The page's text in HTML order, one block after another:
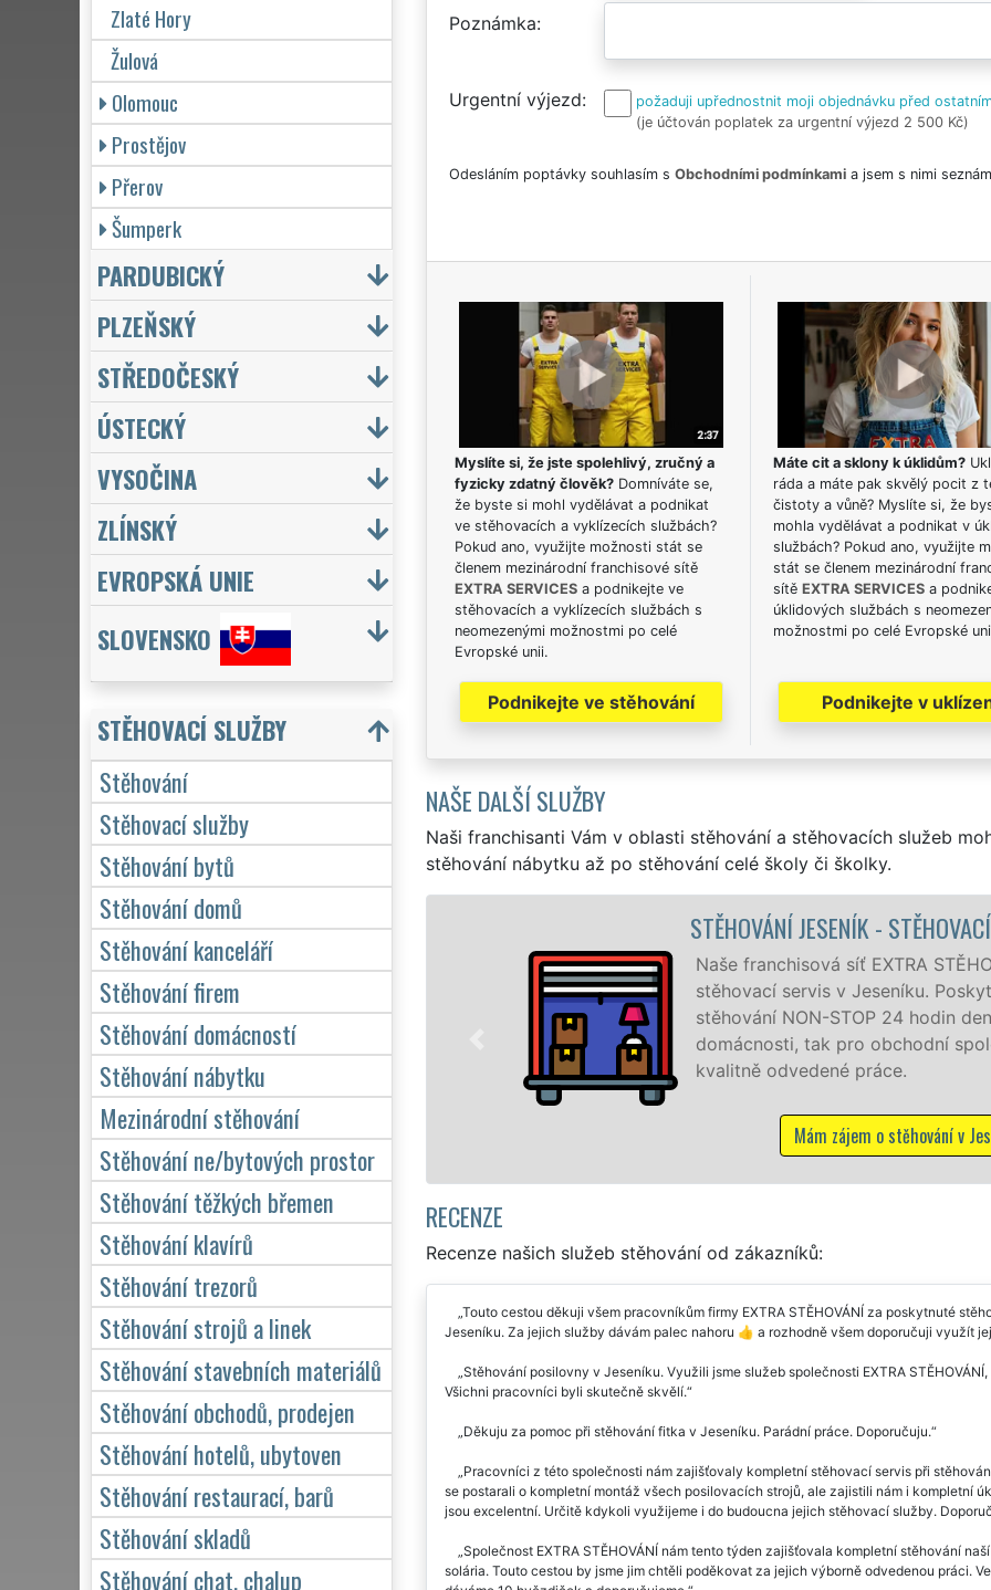
Poznámka
Urgentní výjezd
požaduji upřednostnit moji objednávku před
(je účtován poplatek za urgentní výjezd 2 500 Kč)
Odesláním poptávky souhlasím s Obchodními podmínkamia jsem s nimi
Myslíte si, že jste spolehlivý, zručný a
fyzicky zdatný člověk?Domníváte se,
že byste si mohl vydělávat a podnikat
ve stěhovacích a vyklízecích službách?
Pokud ano, využijte možnosti stát se
členem mezinárodní franchisové sítě
EXTRA SERVICESa podnikejte ve
stěhovacích a vyklízecích službách s
neomezenými možnostmi po celé
Evropské unii.
Podnikejte ve stěhování
Máte cit a sklony k úklidům?
ráda a máte pak skvělý pocit z
čistoty a vůně? Myslíte si, že
mohla vydělávat a podnikat v
službách? Pokud ano, využijte
stát se členem mezinárodní
sítě EXTRA SERVICESa
úklidových službách s
možnostmi po celé Evropské
Podnikejte v
NAŠE DALŠÍ SLUŽBY
Naši franchisanti Vám v oblasti stěhování a stěhovacích služeb
stěhování nábytku až po stěhování celé školy či školky.
STĚHOVÁNÍ JESENÍK - STĚHOVACÍ PRÁCE JESENÍK
Naše franchisová síť EXTRA STĚHOVÁNÍ vám zajišťuje kompletní
stěhovací servis v Jeseníku. Poskytujeme profesionální a kvalitní služby
stěhování NON-STOP 24 hodin denně, 7 dní v týdnu jak pro
domácnosti, tak pro obchodní společnosti, a to levně a se zárukou
RECENZE
Recenze našich služeb stěhování od zákazníků:
Touto cestou děkuji všem pracovníkům firmy EXTRA STĚHOVÁNÍ za poskytnuté
Jeseníku. Za jejich služby dávám palec nahoru 👍 a rozhodně všem doporučuji využít
Stěhování posilovny v Jeseníku. Využili jsme služeb společnosti EXTRA
Všichni pracovníci byli skutečně skvělí.
Děkuju za pomoc při stěhování fitka v Jeseníku. Parádní práce. Doporučuju.
Pracovníci z této společnosti nám zajišťovaly kompletní stěhovací servis při
se postarali o kompletní montáž všech posilovacích strojů, ale zajistili nám i kompletní
jsou excelentní. Určitě kdykoli využijeme i do budoucna jejich stěhovací služby.
Společnost EXTRA STĚHOVÁNÍ nám tento týden zajišťovala kompletní stěhování
solária. Touto cestou by jsme jim chtěli poděkovat za jejich výborně odvedenou práci.
Zlaté Hory
Žulová
Olomouc
Prostějov
Přerov
Šumperk
PARDUBICKÝ
PLZEŇSKÝ
STŘEDOČESKÝ
ÚSTECKÝ
VYSOČINA
ZLÍNSKÝ
EVROPSKÁ UNIE
SLOVENSKO
STĚHOVACÍ SLUŽBY
Stěhování
Stěhovací služby
Stěhování bytů
Stěhování domů
Stěhování kanceláří
Stěhování firem
Stěhování domácností
Stěhování nábytku
Mezinárodní stěhování
Stěhování ne/bytových prostor
Stěhování těžkých břemen
Stěhování klavírů
Stěhování trezorů
Stěhování strojů a linek
Stěhování stavebních materiálů
Stěhování obchodů, prodejen
Stěhování hotelů, ubytoven
Stěhování restaurací, barů
Stěhování skladů
Stěhování chat, chalup